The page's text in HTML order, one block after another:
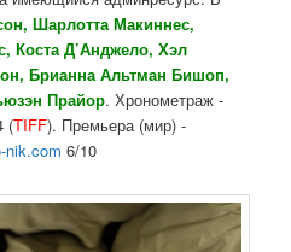
Шарлотта Макиннес,
Коста Д’Анджело, Хэл
Брианна Альтман Бишоп,
Прайор. Хронометраж -
(TIFF). Премьера (мир) -
nik.com 6/10